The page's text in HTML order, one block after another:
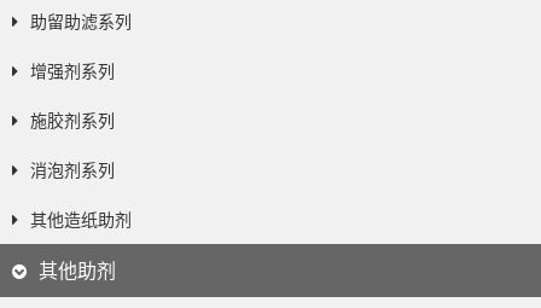
助留助滤系列
增强剂系列
施胶剂系列
消泡剂系列
其他造纸助剂
其他助剂